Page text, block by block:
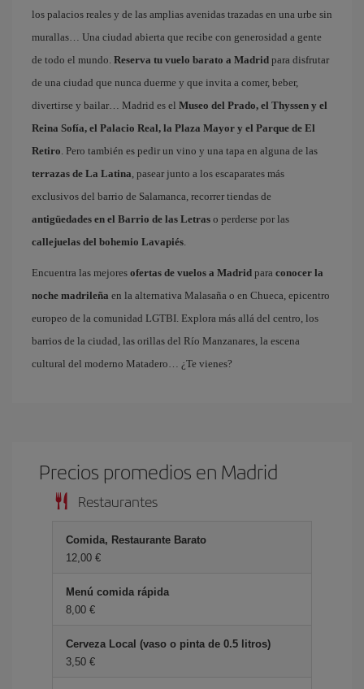
los palacios reales y de las amplias avenidas trazadas en una urbe sin
murallas… Una ciudad abierta que recibe con generosidad a gente
de todo el mundo. Reserva tu vuelo barato a Madrid para disfrutar
de una ciudad que nunca duerme y que invita a comer, beber,
divertirse y bailar… Madrid es el Museo del Prado, el Thyssen y el
Reina Sofía, el Palacio Real, la Plaza Mayor y el Parque de El
Retiro. Pero también es pedir un vino y una tapa en alguna de las
terrazas de La Latina, pasear junto a los escaparates más
exclusivos del barrio de Salamanca, recorrer tiendas de
antigüedades en el Barrio de las Letras o perderse por las
callejuelas del bohemio Lavapiés.
Encuentra las mejores ofertas de vuelos a Madrid para conocer la
noche madrileña en la alternativa Malasaña o en Chueca, epicentro
europeo de la comunidad LGTBI. Explora más allá del centro, los
barrios de la ciudad, las orillas del Río Manzanares, la escena
cultural del moderno Matadero… ¿Te vienes?
Precios promedios en Madrid
Restaurantes
Comida, Restaurante Barato
12,00 €
Menú comida rápida
8,00 €
Cerveza Local (vaso o pinta de 0.5 litros)
3,50 €